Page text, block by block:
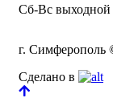
Сб-Вс выходной
г. Симферополь
Сделано в